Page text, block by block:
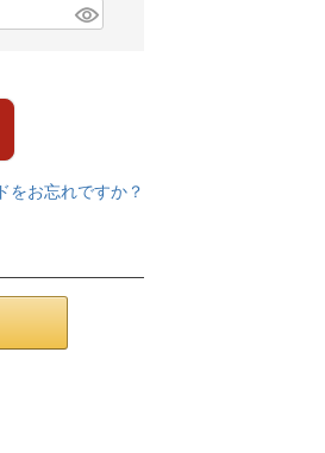
をお忘れですか？